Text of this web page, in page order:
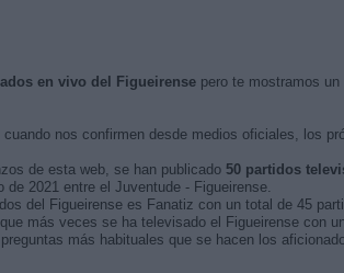
en vivo del Figueirensepero te mostramos un
cuando nos confirmen desde medios oficiales, los
de esta web, se han publicado 50 partidos
2021 entre el Juventude - Figueirense.
del Figueirense es Fanatiz con un total de 45
más veces se ha televisado el Figueirense con
más habituales que se hacen los